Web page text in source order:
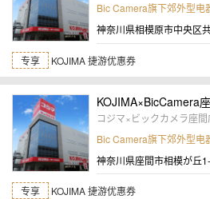
Bic Camera旗下郊外型电
神奈川県相模原市中央区
专享 KOJIMA 捷游优惠券
KOJIMA×BicCamera
コジマ×ビックカメラ座間
Bic Camera旗下郊外型电
神奈川県座間市相模が丘
专享 KOJIMA 捷游优惠券